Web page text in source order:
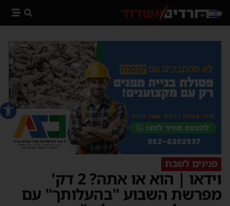
פתח
פנינים לשבת
וידאו | הוא או אתה? 2 דק'
מפרשת השבוע "בהעלותך" עם